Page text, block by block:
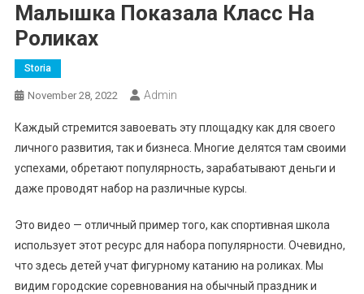
Малышка Показала Класс На
Роликах
Storia
November 28, 2022 Admin
Каждый стремится завоевать эту площадку как для своего
личного развития, так и бизнеса. Многие делятся там своими
успехами, обретают популярность, зарабатывают деньги и
даже проводят набор на различные курсы.
Это видео — отличный пример того, как спортивная школа
использует этот ресурс для набора популярности. Очевидно,
что здесь детей учат фигурному катанию на роликах. Мы
видим городские соревнования на обычный праздник и